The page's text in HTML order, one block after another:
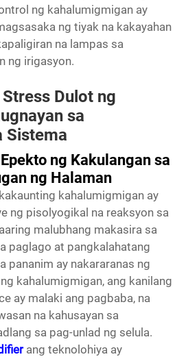
ng kahalumigmigan ay
ng tiyak na kakayahan
na lampas sa
ng irigasyon.
Dulot ng
sa
Sistema
ng Kakulangan sa
ng Halaman
kahalumigmigan ay
ng pisolyogikal na reaksyon sa
malubhang makasira sa
paglago at pangkalahatang
pananim ay nakararanas ng
kahalumigmigan, ang kanilang
ay malaki ang pagbaba, na
na kahusayan sa
sa pag-unlad ng selula.
ang teknolohiya ay